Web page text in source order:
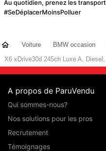
Au quotidien, prenez les
#SeDéplacerMoinsPolluer
Voiture BMW occasion
X6 xDrive30d 245ch Luxe A,
A propos de ParuVendu
Qui sommes-nous?
Nos solutions pour les pros
Recrutement
Témoignages